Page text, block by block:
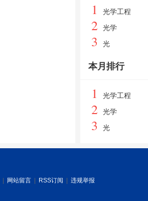
1 光学工程
2 光学
3 光
本月排行
1 光学工程
2 光学
3 光
网站留言 RSS订阅 违规举报